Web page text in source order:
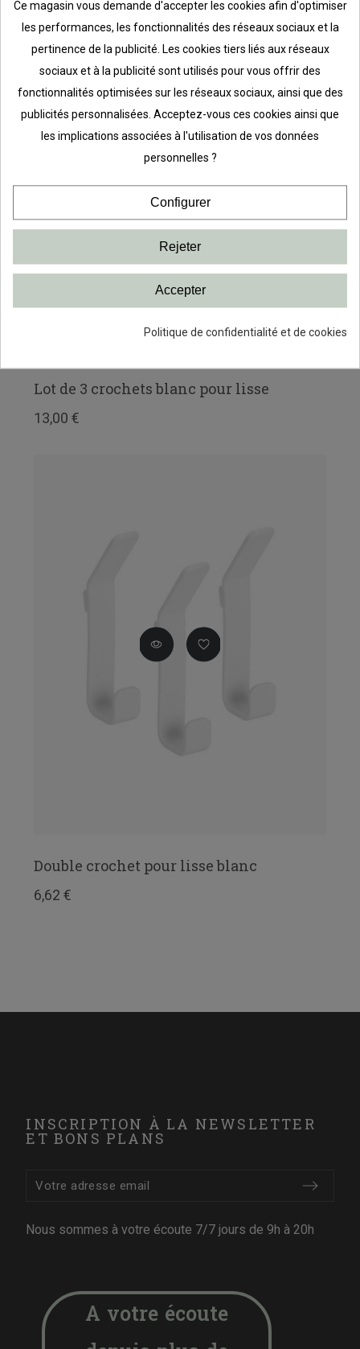
Lot de 3 crochets blanc pour lisse
13,00 €
Double crochet pour lisse blanc
6,62 €
INSCRIPTION À LA NEWSLETTER
ET BONS PLANS
Nous sommes à votre écoute 7/7 jours de 9h à 20h
A votre écoute
Ce magasin vous demande d'accepter les cookies afin d'optimiser
les performances, les fonctionnalités des réseaux sociaux et la
pertinence de la publicité. Les cookies tiers liés aux réseaux
sociaux et à la publicité sont utilisés pour vous offrir des
fonctionnalités optimisées sur les réseaux sociaux, ainsi que des
publicités personnalisées. Acceptez-vous ces cookies ainsi que
les implications associées à l'utilisation de vos données
personnelles ?
Configurer
Rejeter
Accepter
Politique de confidentialité et de cookies